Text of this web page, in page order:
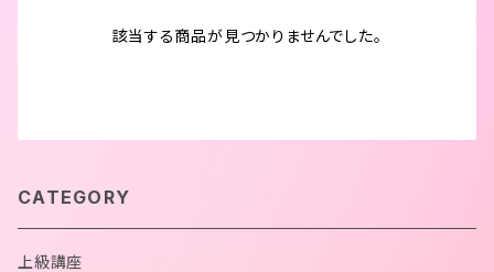
該当する商品が見つかりませんでした。
CATEGORY
上級講座